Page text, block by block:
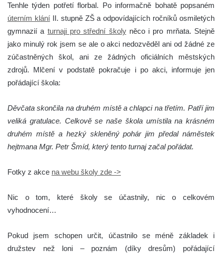
Tenhle týden potřetí florbal. Po informačně bohatě popsaném
úterním kláníII. stupně ZŠ a odpovídajících ročníků osmiletých
gymnazií a turnaji pro střední školyněco i pro mrňata. Stejně
jako minulý rok jsem se ale o akci nedozvěděl ani od žádné ze
zúčastněných škol, ani ze žádných oficiálních městských
zdrojů. Mlčení v podstatě pokračuje i po akci, informuje jen
pořádající škola:
Děvčata skončila na druhém místě a chlapci na třetím. Patří jim
veliká gratulace. Celkově se naše škola umístila na krásném
druhém místě a hezký skleněný pohár jim předal náměstek
hejtmana Mgr. Petr Šmíd, který tento turnaj začal pořádat.
Fotky z akce na webu školy zde ->
Nic o tom, které školy se účastnily, nic o celkovém
vyhodnocení…
Pokud jsem schopen určit, účastnilo se méně základek i
družstev než loni – poznám (díky dresům) pořádající